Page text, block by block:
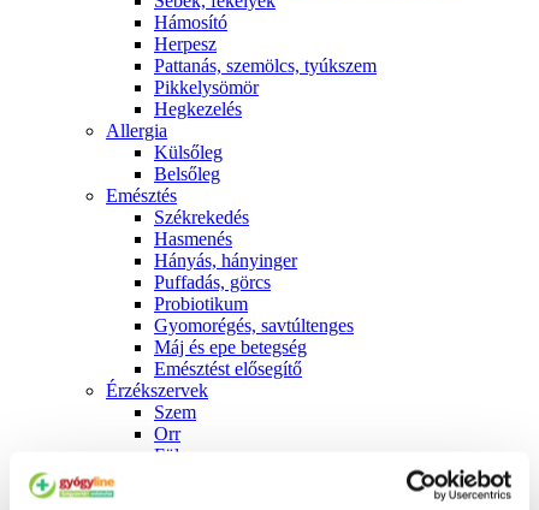
Hámosító
Herpesz
Pattanás, szemölcs, tyúkszem
Pikkelysömör
Hegkezelés
Allergia
Külsőleg
Belsőleg
Emésztés
Székrekedés
Hasmenés
Hányás, hányinger
Puffadás, görcs
Probiotikum
Gyomorégés, savtúltenges
Máj és epe betegség
Emésztést elősegítő
Érzékszervek
Szem
Orr
Fül
Húgyutak
Női problémák